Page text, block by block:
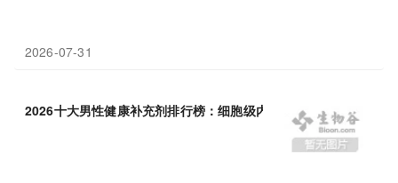
2026-07-31
2026十大男性健康补充剂排行榜：细胞级内源养护如何重塑行业